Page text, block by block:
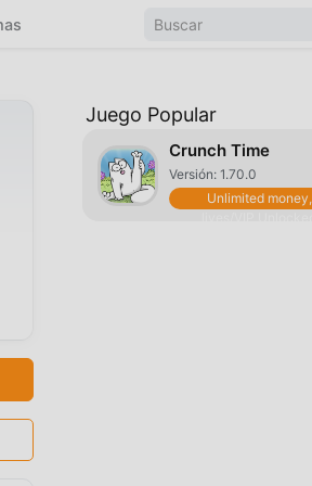
Juego Popular
Crunch Time
Versión: 1.70.0
Unlimited money,